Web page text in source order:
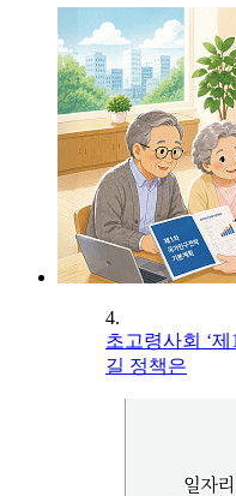
4.
초고령사회 ‘
길 정책은